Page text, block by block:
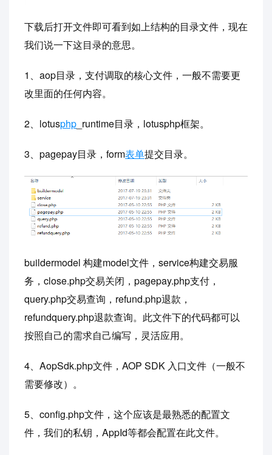
下载后打开文件即可看到如上结构的目录文件，现在
我们说一下这目录的意思。
1、aop目录，支付调取的核心文件，一般不需要更
改里面的任何内容。
2、lotusphp _runtime目录，lotusphp框架。
3、pagepay目录，form表单提交目录。
buildermodel 构建model文件，service构建交易服
务，close.php交易关闭，pagepay.php支付，
query.php交易查询，refund.php退款，
refundquery.php退款查询。此文件下的代码都可以
按照自己的需求自己编写，灵活应用。
4、AopSdk.php文件，AOP SDK 入口文件（一般不
需要修改）。
5、config.php文件，这个应该是最熟悉的配置文
件，我们的私钥，AppId等都会配置在此文件。